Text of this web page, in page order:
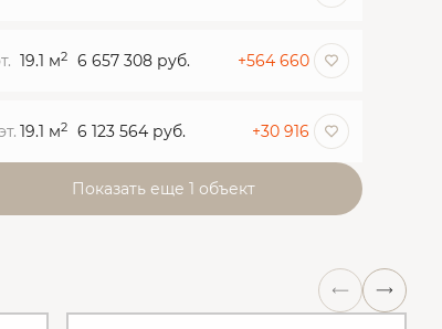
19.1 м2 6 657 308 руб. +564 660
19.1 м2 6 123 564 руб. +30 916
Показать еще 1 объект